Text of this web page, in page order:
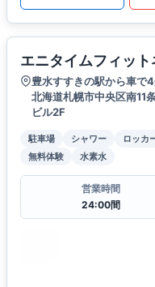
エニタイムフィッ
豊水すすきの駅から車で
北海道札幌市中央区南11
ビル2F
駐車場 シャワー ロッカ
無料体験
水素水
営業時間
24:00間